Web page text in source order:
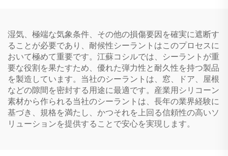
湿気、極端な気象条件、その他の損傷要因を確実に遮断す
ることが必要であり、耐候性シーラントはこのプロセスに
おいて極めて重要です。江蘇コシルでは、シーラントが重
要な役割を果たすため、優れた弾力性と耐久性を持つ製品
を製造しています。当社のシーラントは、窓、ドア、屋根
などの隙間を密封する用途に最適です。産業用シリコーン
素材から作られる当社のシーラントは、長年の業界経験に
基づき、規格を満たし、かつそれを上回る信頼性の高いソ
リューションを提供することで安心を実現します。